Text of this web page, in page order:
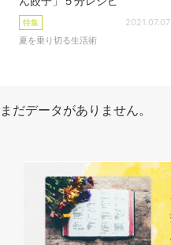
特集
夏を乗り切る生活術
2021.07.07
まだデータがありません。